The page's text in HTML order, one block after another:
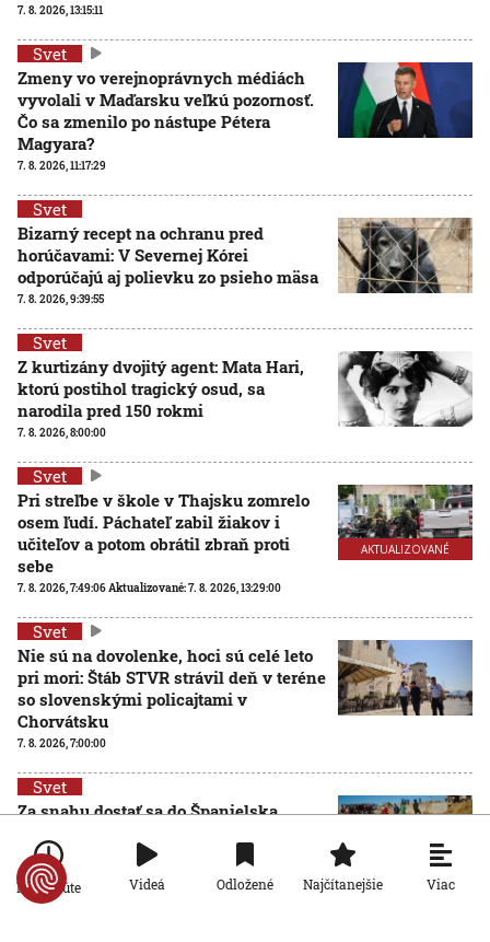
7. 8. 2026, 13:15:11
Svet
Zmeny vo verejnoprávnych médiách
vyvolali v Maďarsku veľkú pozornosť.
Čo sa zmenilo po nástupe Pétera
Magyara?
7. 8. 2026, 11:17:29
Svet
Bizarný recept na ochranu pred
horúčavami: V Severnej Kórei
odporúčajú aj polievku zo psieho mäsa
7. 8. 2026, 9:39:55
Svet
Z kurtizány dvojitý agent: Mata Hari,
ktorú postihol tragický osud, sa
narodila pred 150 rokmi
7. 8. 2026, 8:00:00
AKTUALIZOVANÉ
Svet
Pri streľbe v škole v Thajsku zomrelo
osem ľudí. Páchateľ zabil žiakov i
učiteľov a potom obrátil zbraň proti
sebe
7. 8. 2026, 7:49:06Aktualizované:7. 8. 2026, 13:29:00
Svet
Nie sú na dovolenke, hoci sú celé leto
pri mori: Štáb STVR strávil deň v teréne
so slovenskými policajtami v
Chorvátsku
7. 8. 2026, 7:00:00
Svet
Za snahu dostať sa do Španielska
oznámil tragickú bilanciu migračnej
krízy
6. 8. 2026, 16:16:47
Po minúte Videá Odložené Najčítanejšie Viac